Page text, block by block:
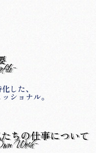
した、
ショナル。
ちの仕事について
Work~